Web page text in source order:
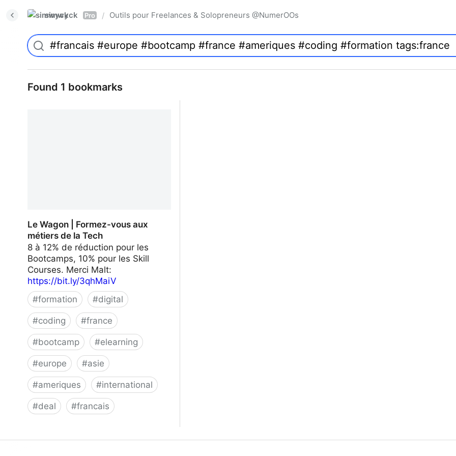
simwyck Pro / Outils pour Freelances & Solopreneurs @NumerOOs
Found 1 bookmarks
Le Wagon | Formez-vous aux
métiers de la Tech
8 à 12% de réduction pour les
Bootcamps, 10% pour les Skill
Courses. Merci Malt:
https://bit.ly/3qhMaiV
#formation #digital
#coding #france
#bootcamp #elearning
#europe #asie
#ameriques #international
#deal #francais